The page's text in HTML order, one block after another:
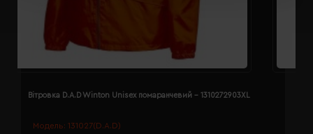
Модель: 131027(D.A.D)
Вітровка D.A.D Winton Unisex помаранчевий - 1310272903XL